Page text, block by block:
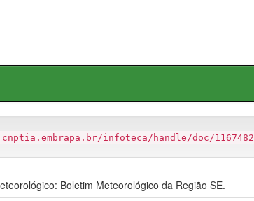
infoteca/handle/doc/1167482
Boletim Meteorológico da Região SE.